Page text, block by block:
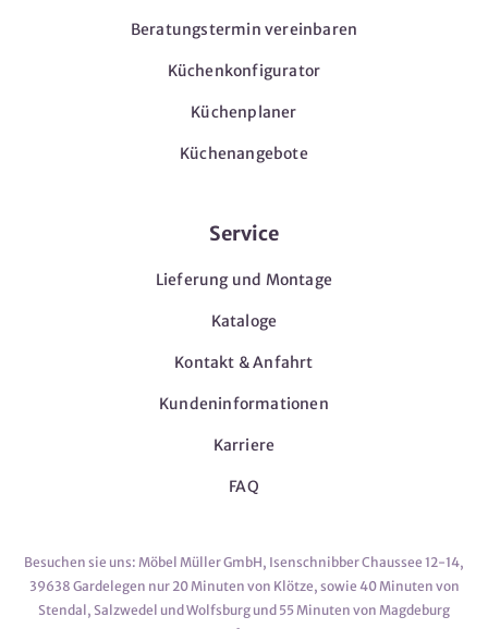
Beratungstermin vereinbaren
Küchenkonfigurator
Küchenplaner
Küchenangebote
Service
Lieferung und Montage
Kataloge
Kontakt & Anfahrt
Kundeninformationen
Karriere
FAQ
Besuchen sie uns: Möbel Müller GmbH, Isenschnibber Chaussee 12-14,
39638 Gardelegen nur 20 Minuten von Klötze, sowie 40 Minuten von
Stendal, Salzwedel und Wolfsburg und 55 Minuten von Magdeburg